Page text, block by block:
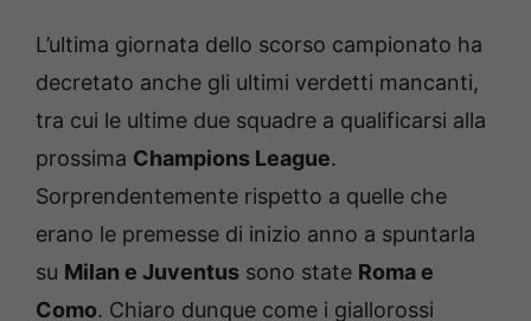
L’ultima giornata dello scorso campionato ha
decretato anche gli ultimi verdetti mancanti,
tra cui le ultime due squadre a qualificarsi alla
prossima Champions League.
Sorprendentemente rispetto a quelle che
erano le premesse di inizio anno a spuntarla
su Milan e Juventus sono state Roma e
Como. Chiaro dunque come i giallorossi